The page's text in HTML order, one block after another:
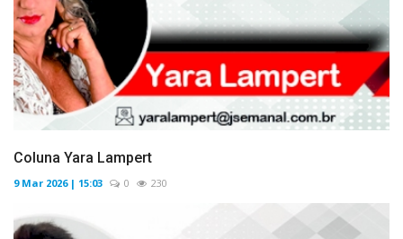
Coluna Yara Lampert
9 Mar 2026 | 15:03 0 230